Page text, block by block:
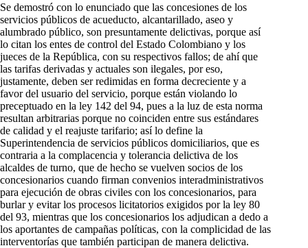
Se demostró con lo enunciado que las concesiones de los
servicios públicos de acueducto, alcantarillado, aseo y
alumbrado público, son presuntamente delictivas, porque así
lo citan los entes de control del Estado Colombiano y los
jueces de la República, con su respectivos fallos; de ahí que
las tarifas derivadas y actuales son ilegales, por eso,
justamente, deben ser redimidas en forma decreciente y a
favor del usuario del servicio, porque están violando lo
preceptuado en la ley 142 del 94, pues a la luz de esta norma
resultan arbitrarias porque no coinciden entre sus estándares
de calidad y el reajuste tarifario; así lo define la
Superintendencia de servicios públicos domiciliarios, que es
contraria a la complacencia y tolerancia delictiva de los
alcaldes de turno, que de hecho se vuelven socios de los
concesionarios cuando firman convenios interadministrativos
para ejecución de obras civiles con los concesionarios, para
burlar y evitar los procesos licitatorios exigidos por la ley 80
del 93, mientras que los concesionarios los adjudican a dedo a
los aportantes de campañas políticas, con la complicidad de las
interventorías que también participan de manera delictiva.